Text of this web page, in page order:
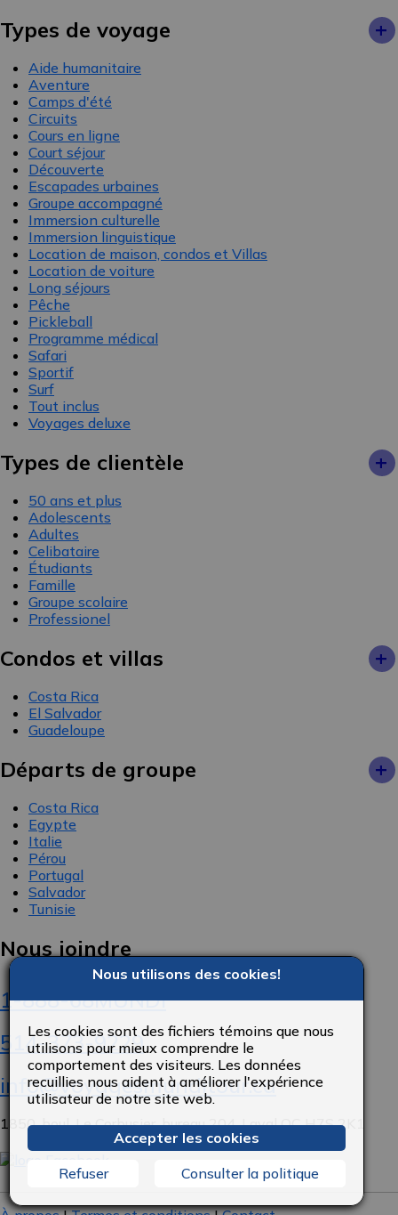
Nous utilisons des cookies!
Les cookies sont des fichiers témoins que nous
utilisons pour mieux comprendre le
comportement des visiteurs. Les données
recuillies nous aident à améliorer l'expérience
utilisateur de notre site web.
Accepter les cookies
Refuser
Consulter la politique
+
Types de voyage
Aide humanitaire
Aventure
Camps d'été
Circuits
Cours en ligne
Court séjour
Découverte
Escapades urbaines
Groupe accompagné
Immersion culturelle
Immersion linguistique
Location de maison, condos et Villas
Location de voiture
Long séjours
Pêche
Pickleball
Programme médical
Safari
Sportif
Surf
Tout inclus
Voyages deluxe
+
Types de clientèle
50 ans et plus
Adolescents
Adultes
Celibataire
Étudiants
Famille
Groupe scolaire
Professionel
+
Condos et villas
Costa Rica
El Salvador
Guadeloupe
+
Départs de groupe
Costa Rica
Egypte
Italie
Pérou
Portugal
Salvador
Tunisie
Nous joindre
1-888-68MUNDI
514-373-9229
info@voyagesmunditour.ca
1850, boul. Le Corbusier, bureau 204, Laval QC H7S 2K1